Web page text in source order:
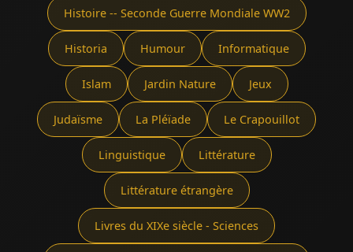
Histoire -- Seconde Guerre Mondiale WW2
Historia Humour Informatique
Islam Jardin Nature Jeux
Judaïsme La Pléïade Le Crapouillot
Linguistique Littérature
Littérature étrangère
Livres du XIXe siècle - Sciences